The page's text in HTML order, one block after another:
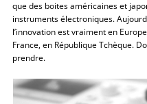
que des boites américaines et
instruments électroniques.
l’innovation est vraiment en
France, en République Tchèque.
prendre.